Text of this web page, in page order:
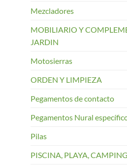
Mezcladores
MOBILIARIO Y
JARDIN
Motosierras
ORDEN Y LIMPIEZA
Pegamentos de contacto
Pegamentos Nural
Pilas
PISCINA, PLAYA,